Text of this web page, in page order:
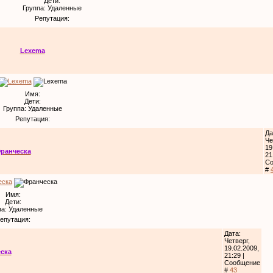
Группа: Удаленные
Репутация:
Lexema
Имя:
Дети:
Группа: Удаленные
Репутация:
#
Имя:
Дети:
Удаленные
Дата:
Четверг,
19.02.2009,
21:29 |
Сообщение
# 43